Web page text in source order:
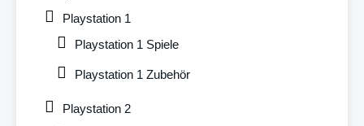
Playstation 1
Playstation 1 Spiele
Playstation 1 Zubehör
Playstation 2